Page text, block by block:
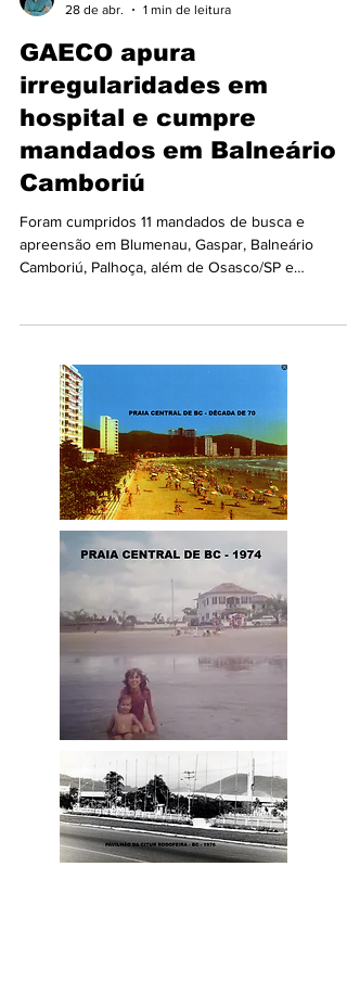
Aderbal Machado
28 de abr.
1 min de leitura
GAECO apura
irregularidades em
hospital e cumpre
Camboriú
Foram cumpridos 11 mandados de busca e
Camboriú, Palhoça, além de Osasco/SP e
contratação irregular de uma empresa para
executar os serviços médicos em um hospital,
indícios de pagamentos indevidos, fluxos
financeiros atípicos, ocultação patrimonial e
pagamentos de propina. A operação foi
em apoio à 4ª Promotoria de Justiça da Comarca
Gaspar. Na manhã desta terça-feira (28/04)